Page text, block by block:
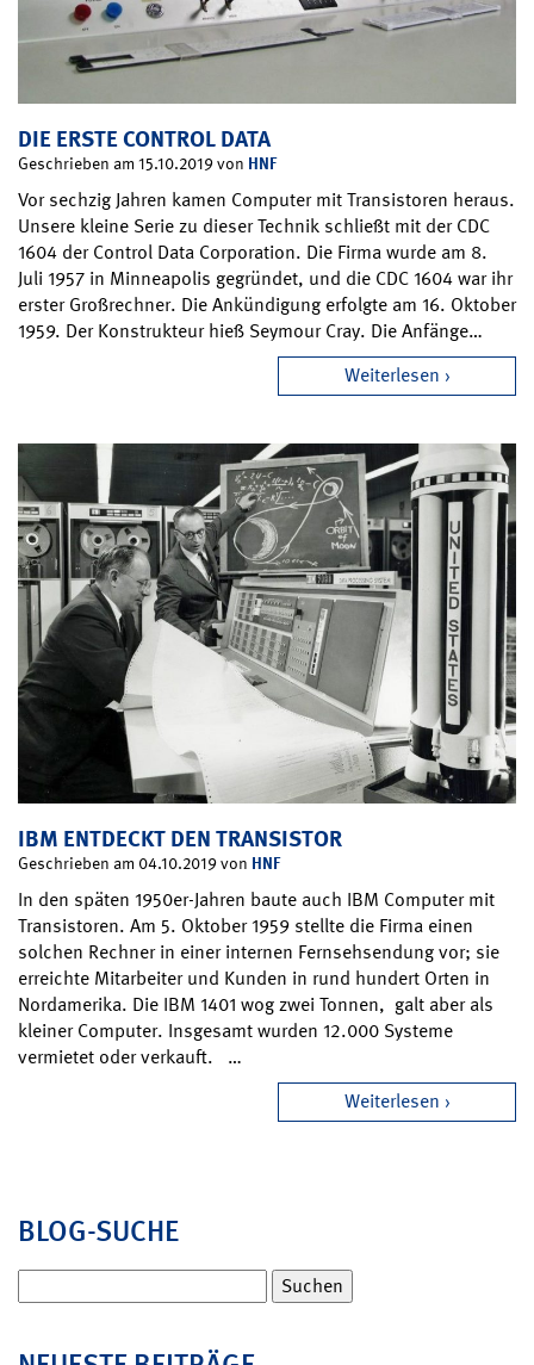
DIE ERSTE CONTROL DATA
Geschrieben am 15.10.2019 von HNF
Vor sechzig Jahren kamen Computer mit Transistoren heraus.
Unsere kleine Serie zu dieser Technik schließt mit der CDC
1604 der Control Data Corporation. Die Firma wurde am 8.
Juli 1957 in Minneapolis gegründet, und die CDC 1604 war ihr
erster Großrechner. Die Ankündigung erfolgte am 16. Oktober
1959. Der Konstrukteur hieß Seymour Cray. Die Anfänge…
Weiterlesen
IBM ENTDECKT DEN TRANSISTOR
Geschrieben am 04.10.2019 von HNF
In den späten 1950er-Jahren baute auch IBM Computer mit
Transistoren. Am 5. Oktober 1959 stellte die Firma einen
solchen Rechner in einer internen Fernsehsendung vor; sie
erreichte Mitarbeiter und Kunden in rund hundert Orten in
Nordamerika. Die IBM 1401 wog zwei Tonnen, galt aber als
kleiner Computer. Insgesamt wurden 12.000 Systeme
vermietet oder verkauft. …
Weiterlesen
BLOG-SUCHE
nach: